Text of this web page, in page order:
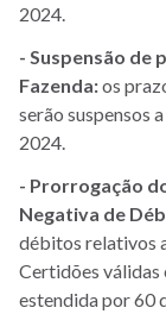
2024.
- Suspensão de
Fazenda:os
serão suspensos
2024.
- Prorrogação
Negativa de
débitos relativos
Certidões válidas
estendida por 60